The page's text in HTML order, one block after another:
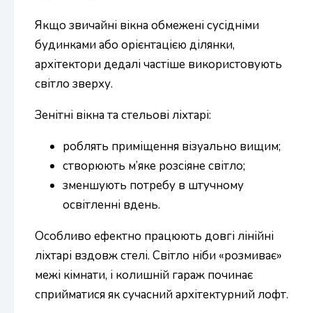
Якщо звичайні вікна обмежені сусідніми
будинками або орієнтацією ділянки,
архітектори дедалі частіше використовують
світло зверху.
Зенітні вікна та стельові ліхтарі:
роблять приміщення візуально вищим;
створюють м’яке розсіяне світло;
зменшують потребу в штучному
освітленні вдень.
Особливо ефектно працюють довгі лінійні
ліхтарі вздовж стелі. Світло ніби «розмиває»
межі кімнати, і колишній гараж починає
сприйматися як сучасний архітектурний лофт.